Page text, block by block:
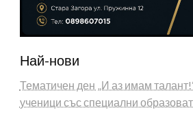
Най-нови
Тематичен ден „И аз имам
ученици със специални